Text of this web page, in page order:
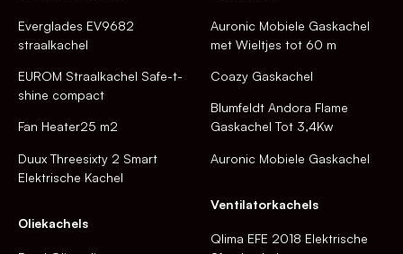
Everglades EV9682
straalkachel
EUROM Straalkachel Safe-t-
shine compact
Fan Heater25 m2
Duux Threesixty 2 Smart
Elektrische Kachel
Oliekachels
Auronic Mobiele Gaskachel
met Wieltjes tot 60 m
Coazy Gaskachel
Blumfeldt Andora Flame
Gaskachel Tot 3,4Kw
Auronic Mobiele Gaskachel
Ventilatorkachels
Qlima EFE 2018 Elektrische